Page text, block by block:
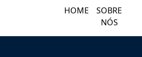
HOME
SOBRE
NÓS
GALERIA DE AUTORES